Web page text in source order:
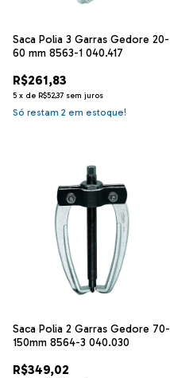
Saca Polia 3 Garras Gedore 20-
60 mm 8563-1 040.417
R$261,83
5 x de R$52,37 sem juros
Só restam 2 em estoque!
Saca Polia 2 Garras Gedore 70-
150mm 8564-3 040.030
R$349,02